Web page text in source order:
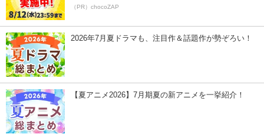
（PR）chocoZAP
2026年7月夏ドラマも、注目作＆話題作が勢ぞろい！
【夏アニメ2026】7月期夏の新アニメを一挙紹介！